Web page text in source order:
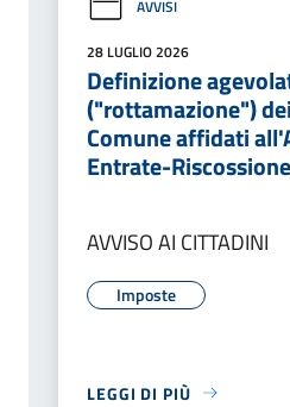
AVVISI
28 LUGLIO 2026
Definizione
("rottamazione")
Comune affidati
Entrate-Riscossione
AVVISO AI CITTADINI
Imposte
LEGGI DI PIÙ